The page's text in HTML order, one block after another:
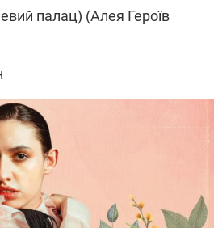
палац) (Алея Героїв